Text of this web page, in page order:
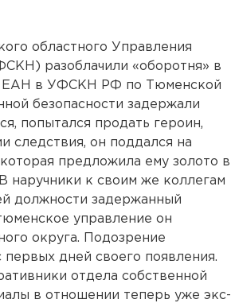
областного Управления
разоблачили «оборотня» в
ЕАН в УФСКН РФ по Тюменской
безопасности задержали
попытался продать героин,
следствия, он поддался на
предложила ему золото в
наручники к своим же коллегам
должности задержанный
управление он
округа. Подозрение
первых дней своего появления.
отдела собственной
в отношении теперь уже экс-